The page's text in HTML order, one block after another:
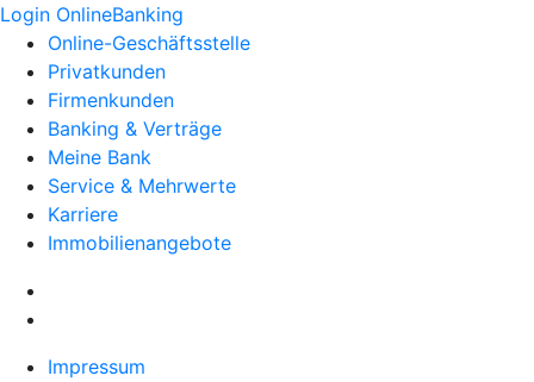
Login OnlineBanking
Online-Geschäftsstelle
Privatkunden
Firmenkunden
Banking & Verträge
Meine Bank
Service & Mehrwerte
Karriere
Immobilienangebote
Impressum